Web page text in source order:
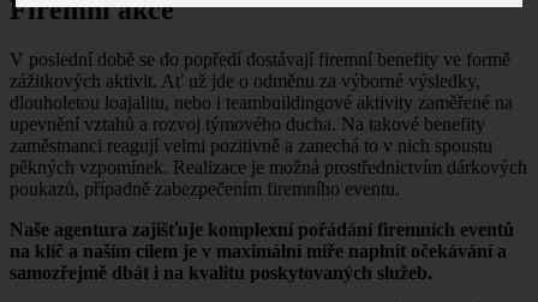
Firemní akce
V poslední době se do popředí dostávají firemní benefity ve formě
zážitkových aktivit. Ať už jde o odměnu za výborné výsledky,
dlouholetou loajalitu, nebo i teambuildingové aktivity zaměřené na
upevnění vztahů a rozvoj týmového ducha. Na takové benefity
zaměstnanci reagují velmi pozitivně a zanechá to v nich spoustu
pěkných vzpomínek. Realizace je možná prostřednictvím dárkových
poukazů, případně zabezpečením firemního eventu.
Naše agentura zajišťuje komplexní pořádání firemních eventů
na klíč a naším cílem je v maximální míře naplnit očekávání a
samozřejmě dbát i na kvalitu poskytovaných služeb.